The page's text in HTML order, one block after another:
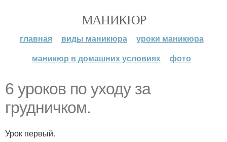
МАНИКЮР
главная виды маникюра
уроки маникюра
маникюр в домашних условиях
фото
6 уроков по уходу за
грудничком.
Урок первый.